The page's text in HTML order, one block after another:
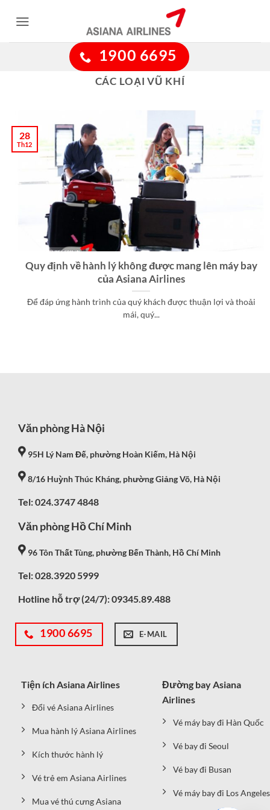
1900 6695
CÁC LOẠI VŨ KHÍ
Quy định về hành lý không được mang lên máy bay
của Asiana Airlines
Để đáp ứng hành trình của quý khách được thuận lợi và thoải
mái, quý...
28
Th12
Văn phòng Hà Nội
95H Lý Nam Đế, phường Hoàn Kiếm, Hà Nội
8/16 Huỳnh Thúc Kháng, phường Giảng Võ, Hà Nội
Tel: 024.3747 4848
Văn phòng Hồ Chí Minh
96 Tôn Thất Tùng, phường Bến Thành, Hồ Chí Minh
Tel: 028.3920 5999
Hotline hỗ trợ (24/7):09345.89.488
1900 6695 E-MAIL
Tiện ích Asiana Airlines
Đổi vé Asiana Airlines
Mua hành lý Asiana Airlines
Kích thước hành lý
Vé trẻ em Asiana Airlines
Mua vé thú cưng Asiana
Đường bay Asiana
Airlines
Vé máy bay đi Hàn Quốc
Vé bay đi Seoul
Vé bay đi Busan
Vé máy bay đi Los Angeles